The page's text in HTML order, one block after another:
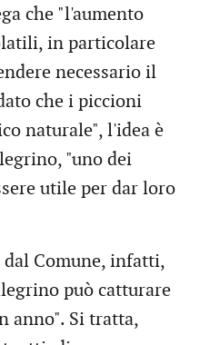
che "l'aumento
in particolare
necessario il
che i piccioni
naturale", l'idea è
"uno dei
utile per dar loro
dal Comune, infatti,
può catturare
anno". Si tratta,